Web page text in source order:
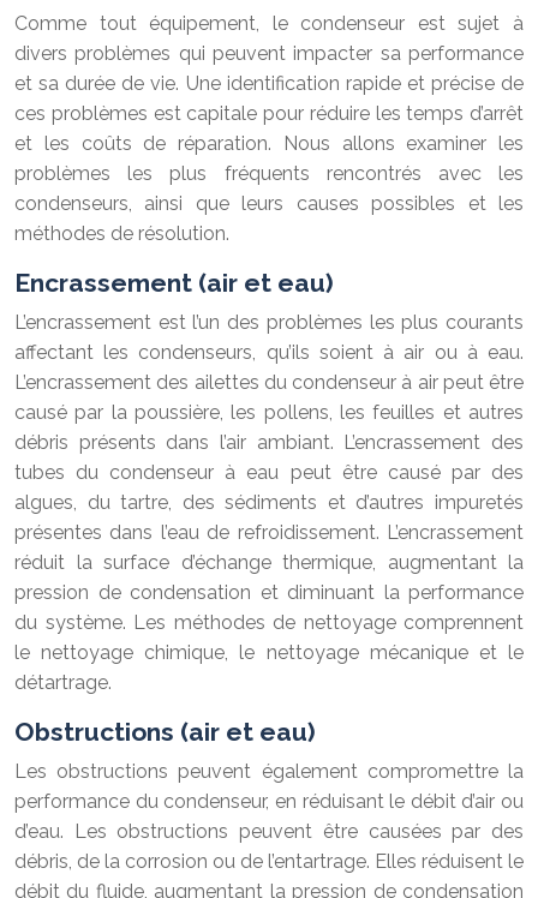
Comme tout équipement, le condenseur est sujet à
divers problèmes qui peuvent impacter sa performance
et sa durée de vie. Une identification rapide et précise de
ces problèmes est capitale pour réduire les temps d’arrêt
et les coûts de réparation. Nous allons examiner les
problèmes les plus fréquents rencontrés avec les
condenseurs, ainsi que leurs causes possibles et les
méthodes de résolution.
Encrassement (air et eau)
L’encrassement est l’un des problèmes les plus courants
affectant les condenseurs, qu’ils soient à air ou à eau.
L’encrassement des ailettes du condenseur à air peut être
causé par la poussière, les pollens, les feuilles et autres
débris présents dans l’air ambiant. L’encrassement des
tubes du condenseur à eau peut être causé par des
algues, du tartre, des sédiments et d’autres impuretés
présentes dans l’eau de refroidissement. L’encrassement
réduit la surface d’échange thermique, augmentant la
pression de condensation et diminuant la performance
du système. Les méthodes de nettoyage comprennent
le nettoyage chimique, le nettoyage mécanique et le
détartrage.
Obstructions (air et eau)
Les obstructions peuvent également compromettre la
performance du condenseur, en réduisant le débit d’air ou
d’eau. Les obstructions peuvent être causées par des
débris, de la corrosion ou de l’entartrage. Elles réduisent le
débit du fluide, augmentant la pression de condensation